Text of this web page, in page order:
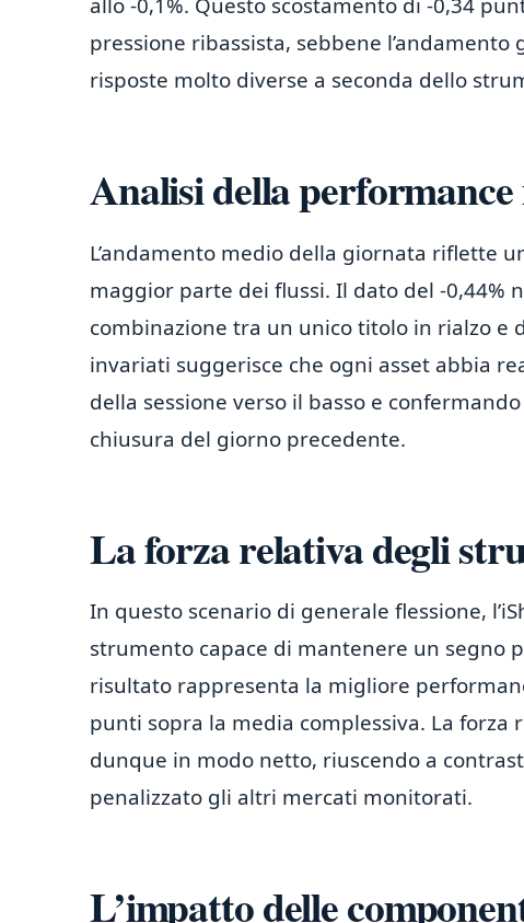
pressione ribassista, sebbene
risposte molto diverse a seconda dello
Analisi della performance
L’andamento medio della giornata riflette
maggior parte dei flussi. Il dato del -0,44%
combinazione tra un unico titolo in rialzo e
invariati suggerisce che ogni asset abbia
della sessione verso il basso e
chiusura del giorno precedente.
La forza relativa degli
In questo scenario di generale flessione,
strumento capace di mantenere un segno
risultato rappresenta la migliore
punti sopra la media complessiva. La forza
dunque in modo netto, riuscendo a
penalizzato gli altri mercati monitorati.
L’impatto delle